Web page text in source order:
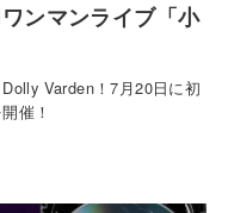
ンマンライブ「小
Varden！7月20日に初
催！